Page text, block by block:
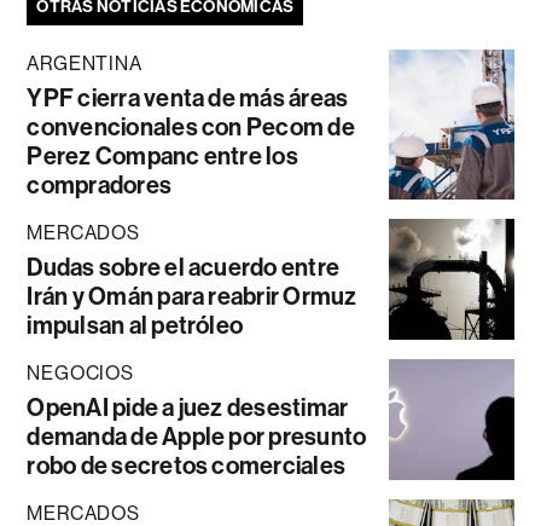
OTRAS NOTICIAS ECONÓMICAS
ARGENTINA
YPF cierra venta de más áreas
convencionales con Pecom de
Perez Companc entre los
compradores
MERCADOS
Dudas sobre el acuerdo entre
Irán y Omán para reabrir Ormuz
impulsan al petróleo
NEGOCIOS
OpenAI pide a juez desestimar
demanda de Apple por presunto
robo de secretos comerciales
MERCADOS